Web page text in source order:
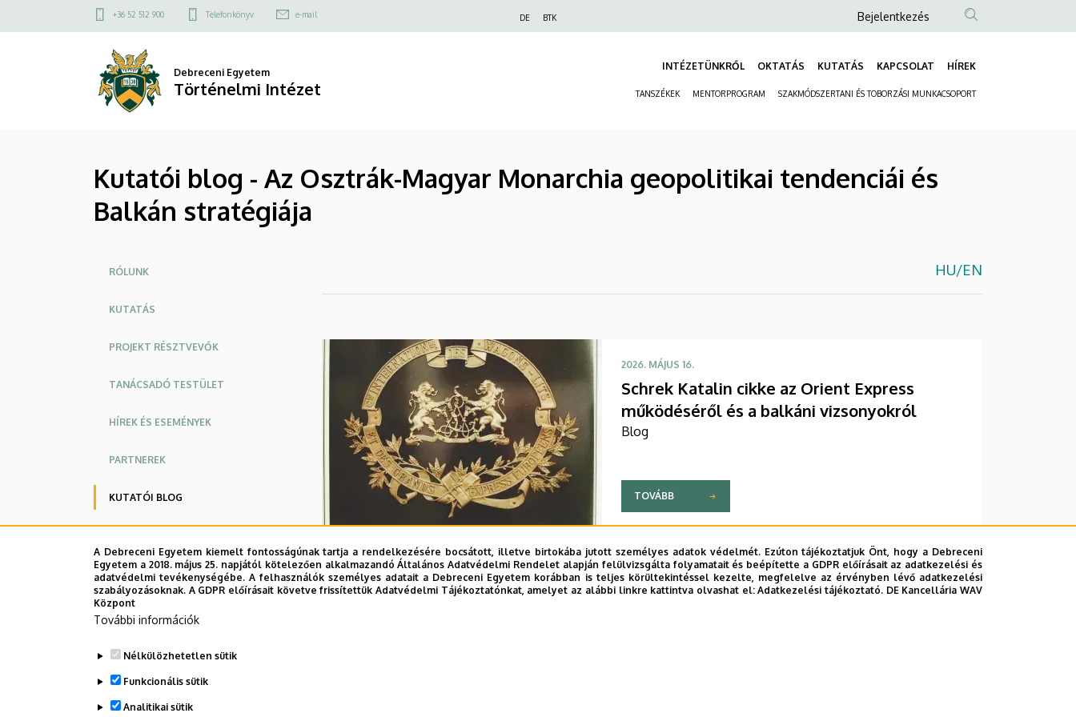
Monarchia
tendenciái
stratégiája
a
Felső
menü
+36 52 512 900 Telefonkönyv e-mail DE BTK
Anonim
fiók
menüje
Bejelentkezés
Debreceni Egyetem
Történelmi Intézet
INTÉZETÜNKRŐL OKTATÁS KUTATÁS KAPCSOLAT HÍREK
TANSZÉKEK MENTORPROGRAM SZAKMÓDSZERTANI ÉS TOBORZÁSI MUNKACSOPORT
Kutatói blog - Az Osztrák-Magyar Monarchia geopolitikai tendenciái és
Balkán stratégiája
Oldalmenü
RÓLUNK
KUTATÁS
PROJEKT RÉSZTVEVŐK
TANÁCSADÓ TESTÜLET
HÍREK ÉS ESEMÉNYEK
PARTNEREK
KUTATÓI BLOG
ELÉRHETŐSÉG
HU/EN
2026. MÁJUS 16.
Schrek Katalin cikke az Orient Express
működéséről és a balkáni vizsonyokról
Blog
TOVÁBB
A Debreceni Egyetem kiemelt fontosságúnak tartja a rendelkezésére bocsátott, illetve birtokába jutott személyes adatok védelmét. Ezúton tájékoztatjuk Önt, hogy a Debreceni
Egyetem a 2018. május 25. napjától kötelezően alkalmazandó Általános Adatvédelmi Rendelet alapján felülvizsgálta folyamatait és beépítette a GDPR előírásait az adatkezelési és
adatvédelmi tevékenységébe. A felhasználók személyes adatait a Debreceni Egyetem korábban is teljes körültekintéssel kezelte, megfelelve az érvényben lévő adatkezelési
szabályozásoknak. A GDPR előírásait követve frissítettük Adatvédelmi Tájékoztatónkat, amelyet az alábbi linkre kattintva olvashat el:Adatkezelési tájékoztató. DE Kancellária WAV
Központ
További információk
Nélkülözhetetlen sütik
Funkcionális sütik
Analitikai sütik